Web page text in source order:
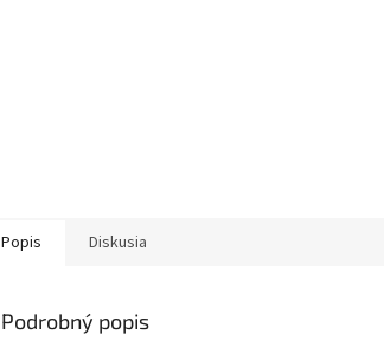
Popis Diskusia
Podrobný popis